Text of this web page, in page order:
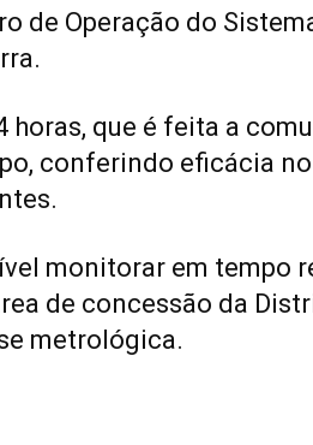
de Operação do
horas, que é feita a
conferindo eficácia
monitorar em tempo
de concessão da
metrológica.